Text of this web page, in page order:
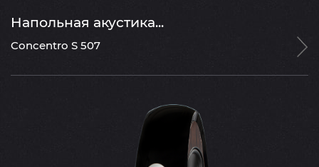
Напольная акустика...
Concentro S 507